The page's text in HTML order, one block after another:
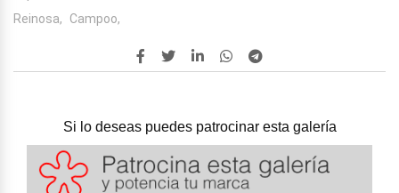
Reinosa,
Campoo,
Si lo deseas puedes patrocinar esta galería